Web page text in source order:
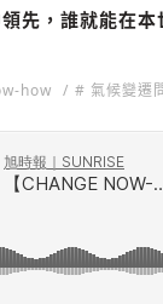
先，誰就能在
how # 氣候變遷